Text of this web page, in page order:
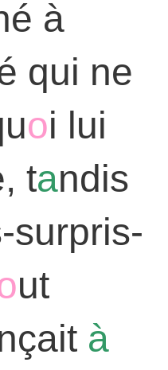
à
qui ne
oi lui
tandis
surpris-
ut
à